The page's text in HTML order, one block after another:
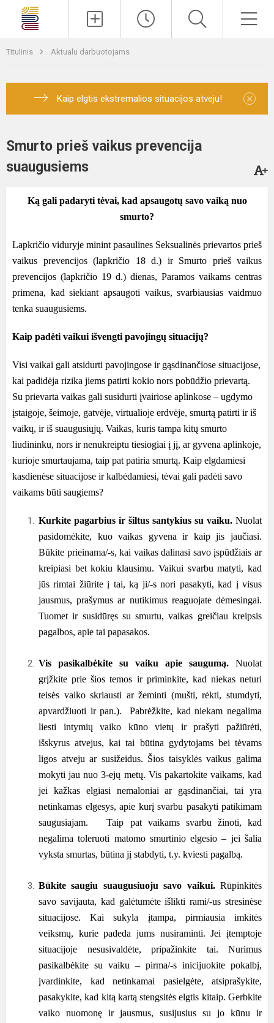
Titulinis Aktualu darbuotojams
Kaip elgtis ekstremalios situacijos atveju! ×
Smurto prieš vaikus prevencija
suaugusiems
Ką gali padaryti tėvai, kad apsaugotų savo vaiką nuo
smurto?
Lapkričio viduryje minint pasaulines Seksualinės prievartos prieš
vaikus prevencijos (lapkričio 18 d.) ir Smurto prieš vaikus
prevencijos (lapkričio 19 d.) dienas, Paramos vaikams centras
primena, kad siekiant apsaugoti vaikus, svarbiausias vaidmuo
tenka suaugusiems.
Kaip padėti vaikui išvengti pavojingų situacijų?
Visi vaikai gali atsidurti pavojingose ir gąsdinančiose situacijose,
kai padidėja rizika jiems patirti kokio nors pobūdžio prievartą.
Su prievarta vaikas gali susidurti įvairiose aplinkose – ugdymo
įstaigoje, šeimoje, gatvėje, virtualioje erdvėje, smurtą patirti ir iš
vaikų, ir iš suaugusiųjų. Vaikas, kuris tampa kitų smurto
liudininku, nors ir nenukreiptu tiesiogiai į jį, ar gyvena aplinkoje,
kurioje smurtaujama, taip pat patiria smurtą. Kaip elgdamiesi
kasdienėse situacijose ir kalbėdamiesi, tėvai gali padėti savo
vaikams būti saugiems?
Kurkite pagarbius ir šiltus santykius su vaiku. Nuolat
pasidomėkite, kuo vaikas gyvena ir kaip jis jaučiasi.
Būkite prieinama/-s, kai vaikas dalinasi savo įspūdžiais ar
kreipiasi bet kokiu klausimu. Vaikui svarbu matyti, kad
jūs rimtai žiūrite į tai, ką ji/-s nori pasakyti, kad į visus
jausmus, prašymus ar nutikimus reaguojate dėmesingai.
Tuomet ir susidūręs su smurtu, vaikas greičiau kreipsis
pagalbos, apie tai papasakos.
Vis pasikalbėkite su vaiku apie saugumą. Nuolat
grįžkite prie šios temos ir priminkite, kad niekas neturi
teisės vaiko skriausti ar žeminti (mušti, rėkti, stumdyti,
apvardžiuoti ir pan.). Pabrėžkite, kad niekam negalima
liesti intymių vaiko kūno vietų ir prašyti pažiūrėti,
išskyrus atvejus, kai tai būtina gydytojams bei tėvams
ligos atveju ar susižeidus. Šios taisyklės vaikus galima
mokyti jau nuo 3-ejų metų. Vis pakartokite vaikams, kad
jei kažkas elgiasi nemaloniai ar gąsdinančiai, tai yra
netinkamas elgesys, apie kurį svarbu pasakyti patikimam
saugusiajam. Taip pat vaikams svarbu žinoti, kad
negalima toleruoti matomo smurtinio elgesio – jei šalia
vyksta smurtas, būtina jį stabdyti, t.y. kviesti pagalbą.
Būkite saugiu suaugusiuoju savo vaikui.Rūpinkitės
savo savijauta, kad galėtumėte išlikti rami/-us stresinėse
situacijose. Kai sukyla įtampa, pirmiausia imkitės
veiksmų, kurie padeda jums nusiraminti. Jei įtemptoje
situacijoje nesusivaldėte, pripažinkite tai. Nurimus
pasikalbėkite su vaiku – pirma/-s inicijuokite pokalbį,
įvardinkite, kad netinkamai pasielgėte, atsiprašykite,
pasakykite, kad kitą kartą stengsitės elgtis kitaip. Gerbkite
vaiko nuomonę ir jausmus, susijusius su jo kūnu ir